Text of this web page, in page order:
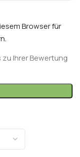
Browser für
Ihrer Bewertung